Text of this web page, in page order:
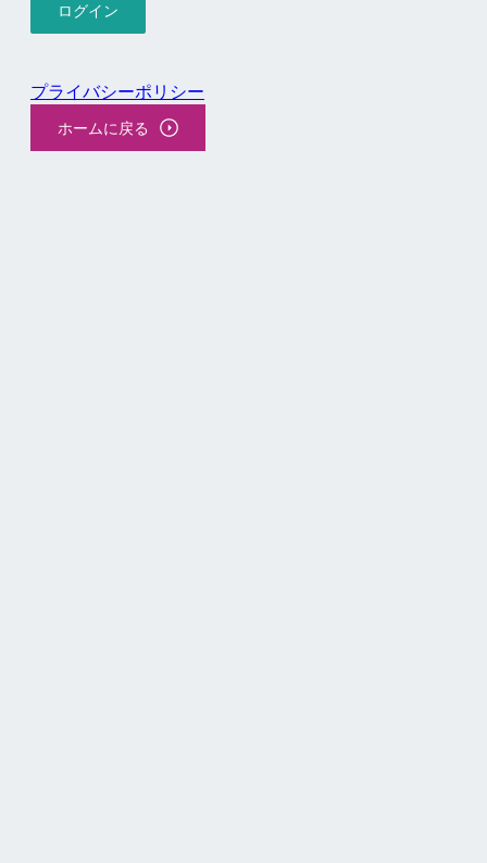
プライバシーポリシー
ホームに戻る